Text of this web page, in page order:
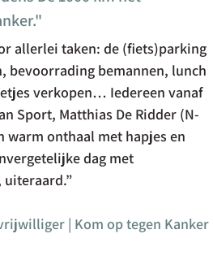
allerlei taken: de (fiets)parking
bevoorrading bemannen, lunch
verkopen… Iedereen vanaf
Sport, Matthias De Ridder (N-
warm onthaal met hapjes en
dag met
| Kom op tegen Kanker